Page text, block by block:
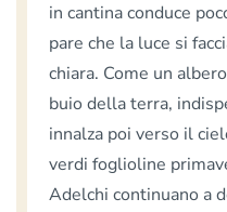
in cantina conduce
pare che la luce si
chiara. Come un
buio della terra,
innalza poi verso il
verdi foglioline
Adelchi continuano a